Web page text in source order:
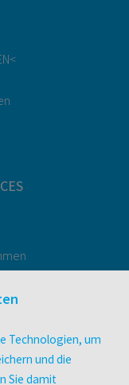
Technologien, um
und die
Sie damit